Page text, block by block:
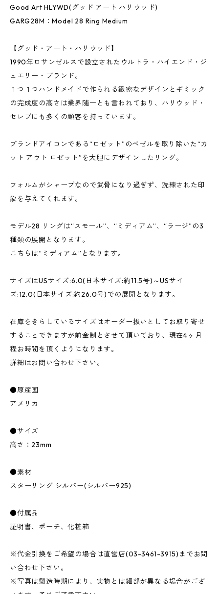
Good Art HLYWD(グッド アート ハリウッド)
GARG28M：Model 28 Ring Medium
【グッド・アート・ハリウッド】
1990年ロサンゼルスで設立されたウルトラ・ハイエンド・ジ
ュエリー・ブランド。
１つ１つハンドメイドで作られる緻密なデザインとギミック
の完成度の高さは業界随一とも言われており、ハリウッド・
セレブにも多くの顧客を持っています。
ブランドアイコンである“ロゼット”のベゼルを取り除いた“カ
ット アウト ロゼット”を大胆にデザインしたリング。
フォルムがシャープなので武骨になり過ぎず、洗練された印
象を与えてくれます。
モデル28 リングは“スモール”、“ミディアム”、“ラージ”の3
種類の展開となります。
こちらは“ミディアム”となります。
サイズはUSサイズ:6.0(日本サイズ:約11.5号)～USサイ
ズ:12.0(日本サイズ:約26.0号)での展開となります。
在庫をきらしているサイズはオーダー扱いとしてお取り寄せ
することできますが前金制とさせて頂いており、現在4ヶ月
程お時間を頂くようになります。
詳細はお問い合わせ下さい。
●原産国
アメリカ
●サイズ
高さ：23mm
●素材
スターリング シルバー(シルバー925)
●付属品
証明書、ポーチ、化粧箱
※代金引換をご希望の場合は直営店(03-3461-3915)までお問
い合わせ下さい。
※写真は製造時期により、実物とは細部が異なる場合がござ